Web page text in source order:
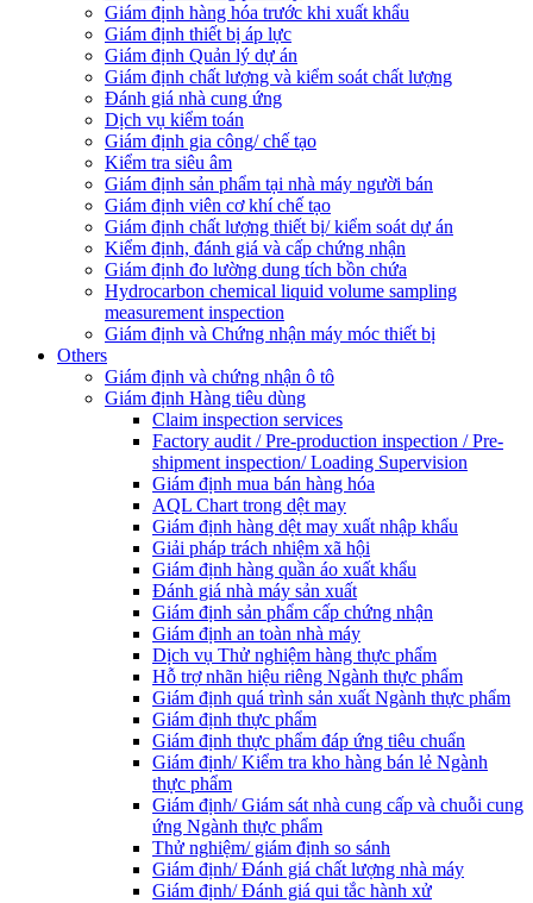
Giám định hàng hóa trước khi xuất khẩu
Giám định thiết bị áp lực
Giám định Quản lý dự án
Giám định chất lượng và kiểm soát chất lượng
Đánh giá nhà cung ứng
Dịch vụ kiểm toán
Giám định gia công/ chế tạo
Kiểm tra siêu âm
Giám định sản phẩm tại nhà máy người bán
Giám định viên cơ khí chế tạo
Giám định chất lượng thiết bị/ kiểm soát dự án
Kiểm định, đánh giá và cấp chứng nhận
Giám định đo lường dung tích bồn chứa
Hydrocarbon chemical liquid volume sampling
measurement inspection
Giám định và Chứng nhận máy móc thiết bị
Others
Giám định và chứng nhận ô tô
Giám định Hàng tiêu dùng
Claim inspection services
Factory audit / Pre-production inspection / Pre-
shipment inspection/ Loading Supervision
Giám định mua bán hàng hóa
AQL Chart trong dệt may
Giám định hàng dệt may xuất nhập khẩu
Giải pháp trách nhiệm xã hội
Giám định hàng quần áo xuất khẩu
Đánh giá nhà máy sản xuất
Giám định sản phẩm cấp chứng nhận
Giám định an toàn nhà máy
Dịch vụ Thử nghiệm hàng thực phẩm
Hỗ trợ nhãn hiệu riêng Ngành thực phẩm
Giám định quá trình sản xuất Ngành thực phẩm
Giám định thực phẩm
Giám định thực phẩm đáp ứng tiêu chuẩn
Giám định/ Kiểm tra kho hàng bán lẻ Ngành
thực phẩm
Giám định/ Giám sát nhà cung cấp và chuỗi cung
ứng Ngành thực phẩm
Thử nghiệm/ giám định so sánh
Giám định/ Đánh giá chất lượng nhà máy
Giám định/ Đánh giá qui tắc hành xử